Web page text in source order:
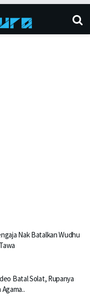
Nak Batalkan Wudhu
Batal Solat, Rupanya